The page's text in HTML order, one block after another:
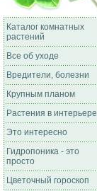
Каталог комнатных
растений
Все об уходе
Вредители, болезни
Крупным планом
Растения в интерьере
Это интересно
Гидропоника - это
просто
Цветочный гороскоп